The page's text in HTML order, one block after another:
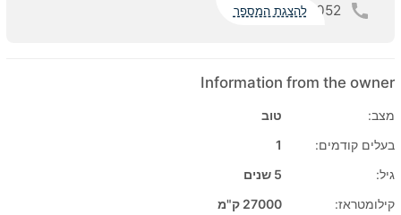
052 להצגת המספר
Information from the owner
מצב:
טוב
בעלים קודמים:
1
גיל:
5 שנים
קילומטראז:
27000 ק"מ